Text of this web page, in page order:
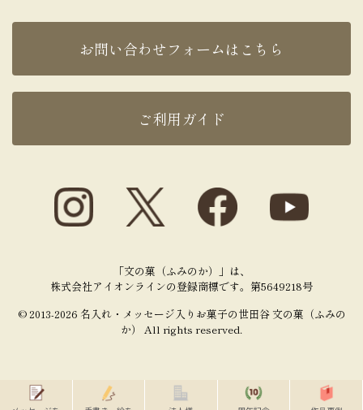
お問い合わせフォームはこちら
ご利用ガイド
「文の菓（ふみのか）」は、
株式会社アイオンラインの登録商標です。第5649218号
© 2013-2026 名入れ・メッセージ入りお菓子の世田谷 文の菓（ふみの
か） All rights reserved.